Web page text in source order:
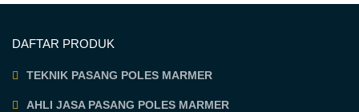
DAFTAR PRODUK
TEKNIK PASANG POLES MARMER
AHLI JASA PASANG POLES MARMER